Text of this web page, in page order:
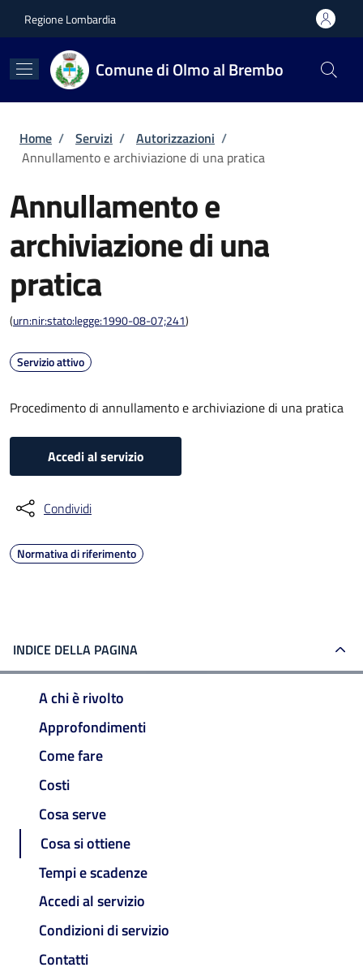
Regione Lombardia
Comune di Olmo al Brembo
Briciole di pane
Home / Servizi / Autorizzazioni /
Annullamento e archiviazione di una pratica
Annullamento e
archiviazione di una
pratica
(urn:nir:stato:legge:1990-08-07;241)
Servizio attivo
Procedimento di annullamento e archiviazione di una pratica
Accedi al servizio
Condividi
Normativa di riferimento
INDICE DELLA PAGINA
A chi è rivolto
Approfondimenti
Come fare
Costi
Cosa serve
Cosa si ottiene
Tempi e scadenze
Accedi al servizio
Condizioni di servizio
Contatti